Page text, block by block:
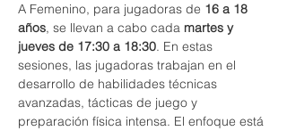
A Femenino, para jugadoras de 16 a 18
años, se llevan a cabo cada martes y
jueves de 17:30 a 18:30. En estas
sesiones, las jugadoras trabajan en el
desarrollo de habilidades técnicas
avanzadas, tácticas de juego y
preparación física intensa. El enfoque está